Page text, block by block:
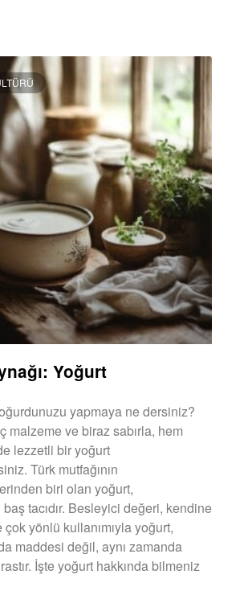
Yoğurt
yapmaya ne dersiniz?
malzeme ve biraz sabırla, hem
lezzetli bir yoğurt
Türk mutfağının
biri olan yoğurt,
baş tacıdır. Besleyici değeri, kendine
yönlü kullanımıyla yoğurt,
maddesi değil, aynı zamanda
İşte yoğurt hakkında bilmeniz